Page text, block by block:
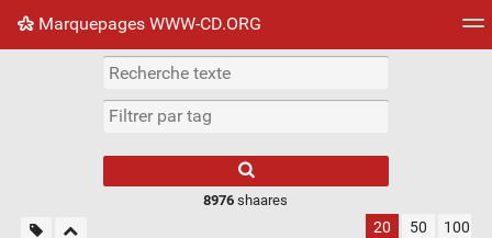
Marquepages WWW-CD.ORG
Nuage de tags Mur d'images
8976 shaares
20 50 100